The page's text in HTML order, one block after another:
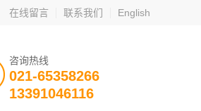
在线留言 联系我们 English
咨询热线
021-65358266
13391046116